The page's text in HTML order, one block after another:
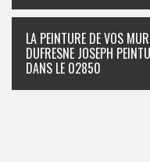
LA PEINTURE DE VOS
DUFRESNE JOSEPH
DANS LE 02850